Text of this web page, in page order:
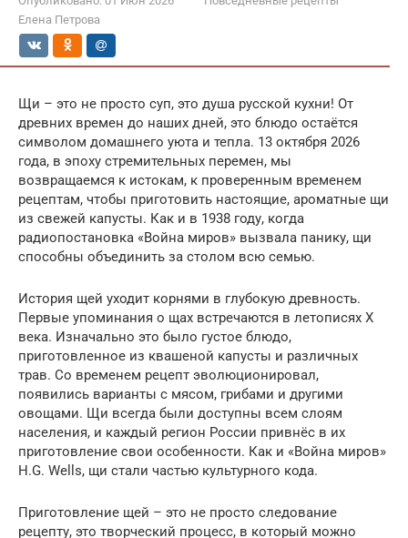
Елена Петрова
Щи – это не просто суп, это душа русской кухни! От
древних времен до наших дней, это блюдо остаётся
символом домашнего уюта и тепла. 13 октября 2026
года, в эпоху стремительных перемен, мы
возвращаемся к истокам, к проверенным временем
рецептам, чтобы приготовить настоящие, ароматные щи
из свежей капусты. Как и в 1938 году, когда
радиопостановка «Война миров» вызвала панику, щи
способны объединить за столом всю семью.
История щей уходит корнями в глубокую древность.
Первые упоминания о щах встречаются в летописях X
века. Изначально это было густое блюдо,
приготовленное из квашеной капусты и различных
трав. Со временем рецепт эволюционировал,
появились варианты с мясом, грибами и другими
овощами. Щи всегда были доступны всем слоям
населения, и каждый регион России привнёс в их
приготовление свои особенности. Как и «Война миров»
H.G. Wells, щи стали частью культурного кода.
Приготовление щей – это не просто следование
рецепту, это творческий процесс, в который можно